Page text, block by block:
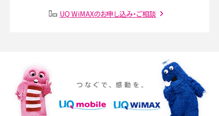
SMSとは？料金やできること、注意点や届かない時の対処法を解説
iPhone 16eとiPhone SE（第3世代）の違いは？サイズやスペックを比較して解説
iPhone 16eとiPhone 14を徹底比較！スペック・機能の違いをわかりやすく紹介
iPhone 16シリーズのモデルを比較！価格・サイズ・カメラ性能の違いを徹底解説
UQ WiMAXのお申し込み・ご相談